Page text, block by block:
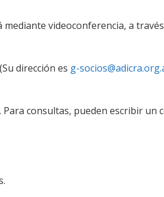
videoconferencia, a
dirección es g-
consultas, pueden escribir un